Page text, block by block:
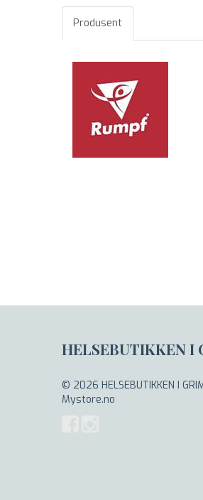
Produsent
HELSEBUTIKKEN I
© 2026 HELSEBUTIKKEN I
Mystore.no